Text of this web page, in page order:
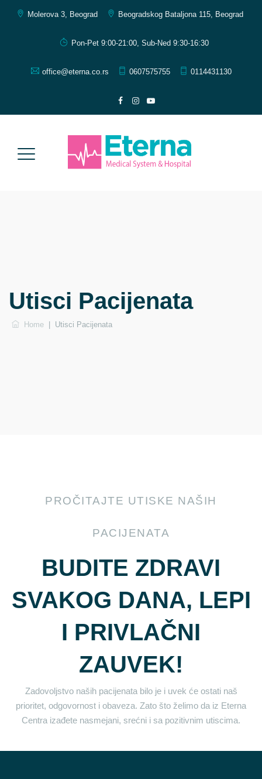
Molerova 3, Beograd Beogradskog Bataljona 115, Beograd
Pon-Pet 9:00-21:00, Sub-Ned 9:30-16:30
office@eterna.co.rs 0607575755 0114431130
Utisci Pacijenata
Home Utisci Pacijenata
PROČITAJTE UTISKE NAŠIH
PACIJENATA
BUDITE ZDRAVI
SVAKOG DANA, LEPI
I PRIVLAČNI
ZAUVEK!
Zadovoljstvo naših pacijenata bilo je i uvek će ostati naš
prioritet, odgovornost i obaveza. Zato što želimo da iz Eterna
Centra izađete nasmejani, srećni i sa pozitivnim utiscima.